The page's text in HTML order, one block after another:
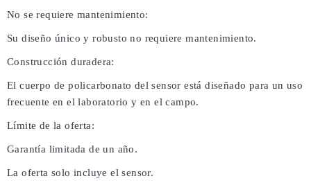
No se requiere mantenimiento:
Su diseño único y robusto no requiere mantenimiento.
Construcción duradera:
El cuerpo de policarbonato del sensor está diseñado para un uso
frecuente en el laboratorio y en el campo.
Límite de la oferta:
Garantía limitada de un año.
La oferta solo incluye el sensor.